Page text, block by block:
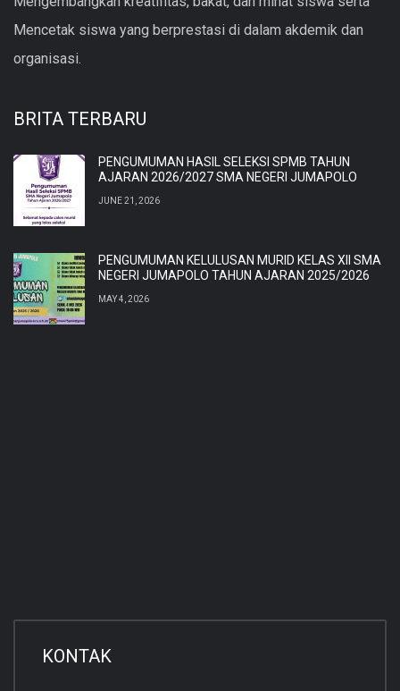
Mencetak siswa yang berprestasi di dalam akdemik dan
organisasi.
BRITA TERBARU
PENGUMUMAN HASIL SELEKSI SPMB TAHUN
AJARAN 2026/2027 SMA NEGERI JUMAPOLO
JUNE 21, 2026
PENGUMUMAN KELULUSAN MURID KELAS XII SMA
NEGERI JUMAPOLO TAHUN AJARAN 2025/2026
MAY 4, 2026
KONTAK